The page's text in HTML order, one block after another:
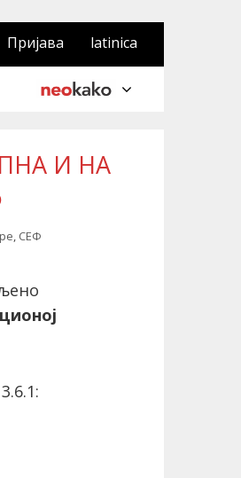
Пријава latinica
И НА
, СЕФ